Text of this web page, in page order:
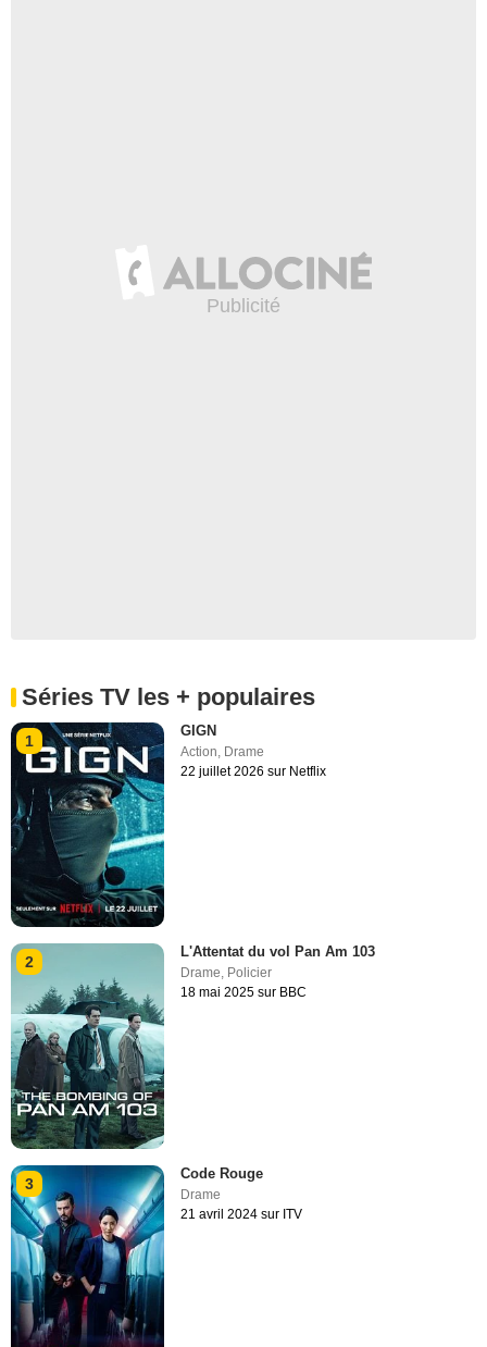
Séries TV les + populaires
1
GIGN
Action, Drame
22 juillet 2026 sur Netflix
2
L'Attentat du vol Pan Am 103
Drame, Policier
18 mai 2025 sur BBC
3
Code Rouge
Drame
21 avril 2024 sur ITV